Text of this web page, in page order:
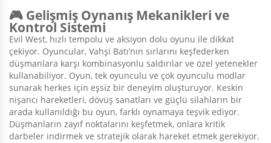
🎮 Gelişmiş Oynanış Mekanikleri ve
Kontrol Sistemi
Evil West, hızlı tempolu ve aksiyon dolu oyunu ile dikkat
çekiyor. Oyuncular, Vahşi Batı’nın sırlarını keşfederken
düşmanlara karşı kombinasyonlu saldırılar ve özel yetenekler
kullanabiliyor. Oyun, tek oyunculu ve çok oyunculu modlar
sunarak herkes için eşsiz bir deneyim oluşturuyor. Keskin
nişancı hareketleri, dövüş sanatları ve güçlü silahların bir
arada kullanıldığı bu oyun, farklı oynamaya teşvik ediyor.
Düşmanların zayıf noktalarını keşfetmek, onlara kritik
darbeler indirmek ve stratejik olarak hareket etmek gerekiyor.